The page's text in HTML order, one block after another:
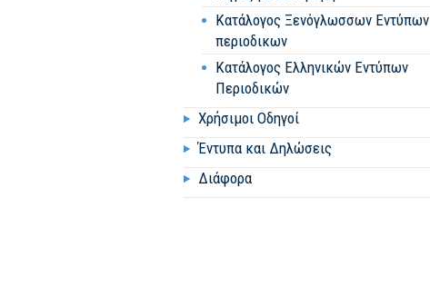
Κατάλογος Ξενόγλωσσων Εντύπων
περιοδικων
Κατάλογος Ελληνικών Εντύπων
Περιοδικών
Χρήσιμοι Οδηγοί
Έντυπα και Δηλώσεις
Διάφορα